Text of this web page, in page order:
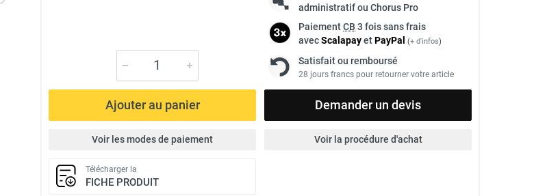
administratif ou Chorus Pro
PaiementCB 3 fois sans frais
avecScalapayetPayPal (+ d'infos)
Satisfait ou remboursé
28 jours francs pour retourner votre article
Ajouter au panier Demander un devis
Voir les modes de paiement Voir la procédure d'achat
Télécharger la
FICHE PRODUIT